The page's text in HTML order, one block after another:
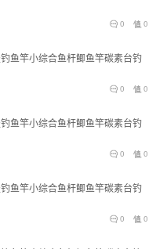
0
0
鱼竿小综合鱼杆鲫鱼竿碳素台钓
0
0
鱼竿小综合鱼杆鲫鱼竿碳素台钓
0
0
鱼竿小综合鱼杆鲫鱼竿碳素台钓
0
0